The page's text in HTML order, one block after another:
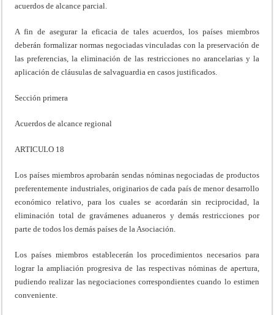
acuerdos de alcance parcial.
A fin de asegurar la eficacia de tales acuerdos, los países miembros
deberán formalizar normas negociadas vinculadas con la preservación de
las preferencias, la eliminación de las restricciones no arancelarias y la
aplicación de cláusulas de salvaguardia en casos justificados.
Sección primera
Acuerdos de alcance regional
ARTICULO 18
Los países miembros aprobarán sendas nóminas negociadas de productos
preferentemente industriales, originarios de cada país de menor desarrollo
económico relativo, para los cuales se acordarán sin reciprocidad, la
eliminación total de gravámenes aduaneros y demás restricciones por
parte de todos los demás países de la Asociación.
Los países miembros establecerán los procedimientos necesarios para
lograr la ampliación progresiva de las respectivas nóminas de apertura,
pudiendo realizar las negociaciones correspondientes cuando lo estimen
conveniente.